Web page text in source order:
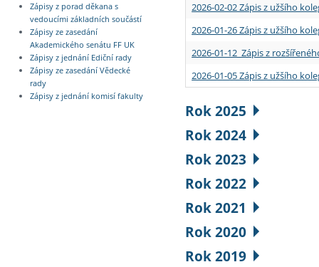
Zápisy z porad děkana s
vedoucími základních součástí
Zápisy ze zasedání
Akademického senátu FF UK
Zápisy z jednání Ediční rady
Zápisy ze zasedání Vědecké
rady
Zápisy z jednání komisí fakulty
2026-02-02 Zápis z užšího
2026-01-26 Zápis z užšího
2026-01-12 Zápis z
2026-01-05 Zápis z užšího
Rok 2025
Rok 2024
Rok 2023
Rok 2022
Rok 2021
Rok 2020
Rok 2019